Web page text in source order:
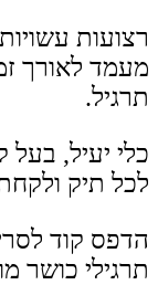
רצועות
מעמד לאורך
תרגיל.
כלי יעיל, בעל
לכל תיק
הדפס קוד
תרגילי כושר